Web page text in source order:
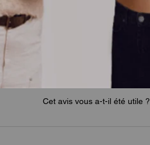
Cet avis vous a-t-il été utile ?
Cet avis vous a-t-il été utile ?